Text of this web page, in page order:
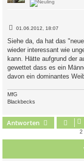
B
t
r
g
01.06.2012, 18:07
Siehe da, da hat das
wieder interessant wie
kann. Hätte aufgrund der
gewettet dass es ein
davon ein dominantes
MfG
Blackbecks
Antworten
2